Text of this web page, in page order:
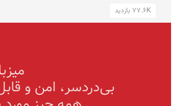
77.6K بازدید